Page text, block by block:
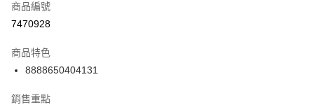
超商取貨付款
Apple Pay
街口支付
商品編號
7470928
商品特色
8888650404131
銷售重點